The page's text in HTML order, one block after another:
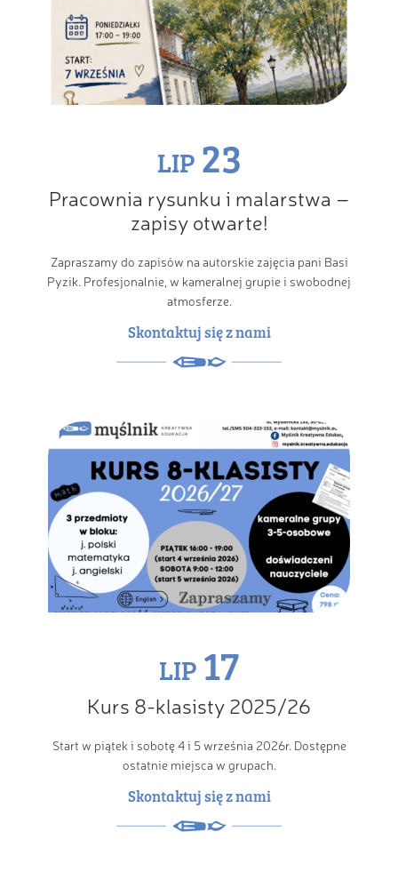
LIP 23
Pracownia rysunku i malarstwa –
zapisy otwarte!
Zapraszamy do zapisów na autorskie zajęcia pani Basi
Pyzik. Profesjonalnie, w kameralnej grupie i swobodnej
atmosferze.
Skontaktuj się z nami
LIP 17
Kurs 8-klasisty 2025/26
Start w piątek i sobotę 4 i 5 września 2026r. Dostępne
ostatnie miejsca w grupach.
Skontaktuj się z nami